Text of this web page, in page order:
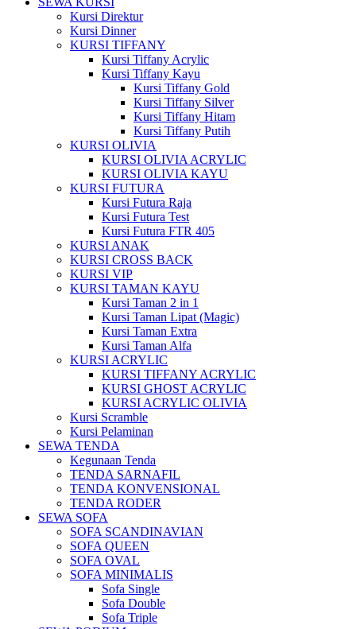
Kursi Direktur
Kursi Dinner
KURSI TIFFANY
Kursi Tiffany Acrylic
Kursi Tiffany Kayu
Kursi Tiffany Gold
Kursi Tiffany Silver
Kursi Tiffany Hitam
Kursi Tiffany Putih
KURSI OLIVIA
KURSI OLIVIA ACRYLIC
KURSI OLIVIA KAYU
KURSI FUTURA
Kursi Futura Raja
Kursi Futura Test
Kursi Futura FTR 405
KURSI ANAK
KURSI CROSS BACK
KURSI VIP
KURSI TAMAN KAYU
Kursi Taman 2 in 1
Kursi Taman Lipat (Magic)
Kursi Taman Extra
Kursi Taman Alfa
KURSI ACRYLIC
KURSI TIFFANY ACRYLIC
KURSI GHOST ACRYLIC
KURSI ACRYLIC OLIVIA
Kursi Scramble
Kursi Pelaminan
SEWA TENDA
Kegunaan Tenda
TENDA SARNAFIL
TENDA KONVENSIONAL
TENDA RODER
SEWA SOFA
SOFA SCANDINAVIAN
SOFA QUEEN
SOFA OVAL
SOFA MINIMALIS
Sofa Single
Sofa Double
Sofa Triple